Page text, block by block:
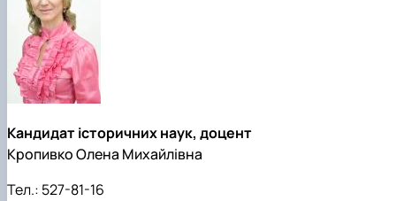
Кандидат історичних наук, доцент
Кропивко Олена Михайлівна
Тел.: 527-81-16